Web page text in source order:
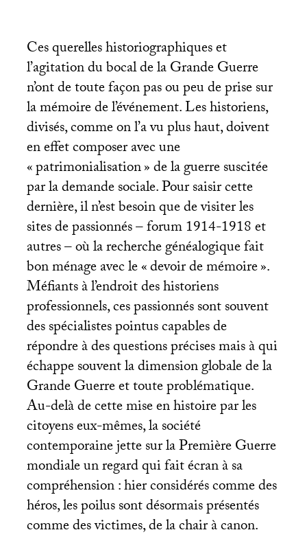
Ces querelles historiographiques et
l’agitation du bocal de la Grande Guerre
n’ont de toute façon pas ou peu de prise sur
la mémoire de l’événement. Les historiens,
divisés, comme on l’a vu plus haut, doivent
en effet composer avec une
«patrimonialisation» de la guerre suscitée
par la demande sociale. Pour saisir cette
dernière, il n’est besoin que de visiter les
sites de passionnés – forum 1914-1918 et
autres – où la recherche généalogique fait
bon ménage avec le «devoir de mémoire».
Méfiants à l’endroit des historiens
professionnels, ces passionnés sont souvent
des spécialistes pointus capables de
répondre à des questions précises mais à qui
échappe souvent la dimension globale de la
Grande Guerre et toute problématique.
Au-delà de cette mise en histoire par les
citoyens eux-mêmes, la société
contemporaine jette sur la Première Guerre
mondiale un regard qui fait écran à sa
compréhension : hier considérés comme des
héros, les poilus sont désormais présentés
comme des victimes, de la chair à canon.